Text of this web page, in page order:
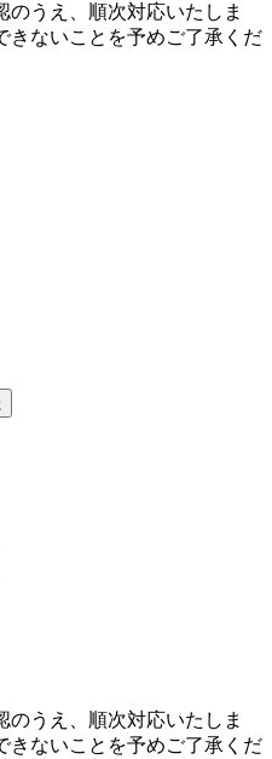
のうえ、順次対応いたしま
きないことを予めご了承くだ
のうえ、順次対応いたしま
きないことを予めご了承くだ